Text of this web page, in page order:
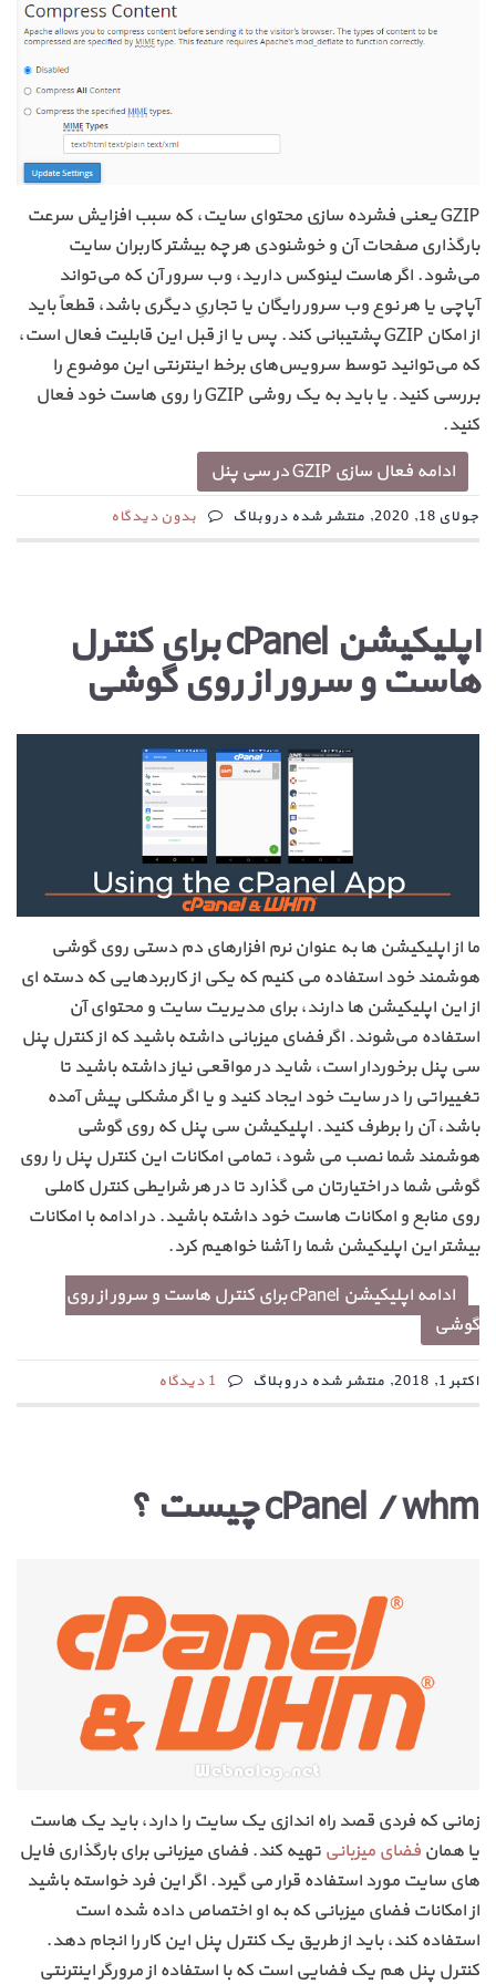
GZIP یعنی فشرده سازی محتوای سایت، که سبب افزایش سرعت
بارگذاری صفحات آن و خوشنودی هر چه بیشتر کاربران سایت
می‌شود. اگر هاست لینوکس دارید، وب سرور آن که می‌تواند
آپاچی یا هر نوع وب سرور رایگان یا تجاریِ دیگری باشد، قطعاً باید
از امکان GZIP پشتیبانی کند. پس یا از قبل این قابلیت فعال است،
که می‌توانید توسط سرویس‌های برخط اینترنتی این موضوع را
بررسی کنید. یا باید به یک روشی GZIP را روی هاست خود فعال
کنید.
ادامه فعال سازی GZIP در سی پنل
جولای 18, 2020, منتشر شده در وبلاگ بدون دیدگاه
اپلیکیشن cPanel برای کنترل
هاست و سرور از روی گوشی
ما از اپلیکیشن ها به عنوان نرم افزارهای دم دستی روی گوشی
هوشمند خود استفاده می کنیم که یکی از کاربردهایی که دسته ای
از این اپلیکیشن ها دارند، برای مدیریت سایت و محتوای آن
استفاده می‌شوند. اگر فضای میزبانی داشته باشید که از کنترل پنل
سی پنل برخوردار است، شاید در مواقعی نیاز داشته باشید تا
تغییراتی را در سایت خود ایجاد کنید و یا اگر مشکلی پیش آمده
باشد، آن را برطرف کنید. اپلیکیشن سی پنل که روی گوشی
هوشمند شما نصب می شود، تمامی امکانات این کنترل پنل را روی
گوشی شما در اختیارتان می گذارد تا در هر شرایطی کنترل کاملی
روی منابع و امکانات هاست خود داشته باشید. در ادامه با امکانات
بیشتر این اپلیکیشن شما را آشنا خواهیم کرد.
ادامه اپلیکیشن cPanel برای کنترل هاست و سرور از روی
گوشی
اکتبر 1, 2018, منتشر شده در وبلاگ 1 دیدگاه
cPanel / whm چیست ؟
زمانی که فردی قصد راه اندازی یک سایت را دارد، باید یک هاست
یا همان فضای میزبانی تهیه کند. فضای میزبانی برای بارگذاری فایل
های سایت مورد استفاده قرار می گیرد. اگر این فرد خواسته باشید
از امکانات فضای میزبانی که به او اختصاص داده شده است
استفاده کند، باید از طریق یک کنترل پنل این کار را انجام دهد.
کنترل پنل هم یک فضایی است که با استفاده از مرورگر اینترنتی